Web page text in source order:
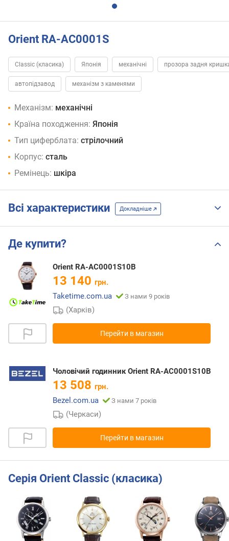
Orient RA-AC0001S
Classic (класика) Японія механічні прозора задня
автопідзавод механізм з каменями
Механізм: механічні
Країна походження: Японія
Тип циферблата: стрілочний
Корпус: сталь
Ремінець: шкіра
Всі характеристики Докладніше
Де купити?
Orient RA-AC0001S10B
13 140 грн.
Taketime.com.ua
З нами 9 років
(Харків)
Перейти в магазин
Чоловічий годинник Orient RA-AC0001S10B
13 508 грн.
Bezel.com.ua
З нами 7 років
(Черкаси)
Перейти в магазин
Серія Orient Classic (класика)